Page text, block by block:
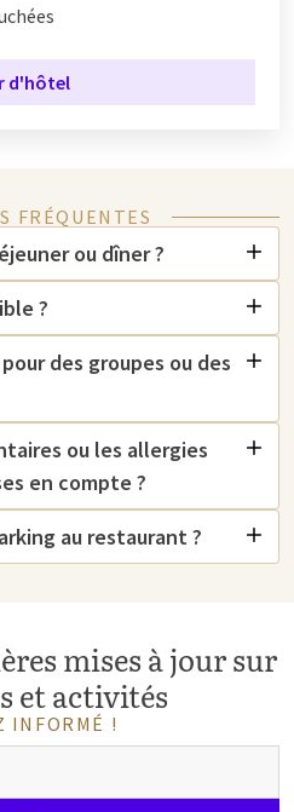
d'hôtel
FRÉQUENTES
ou dîner ?
?
des groupes ou des
ou les allergies
en compte ?
au restaurant ?
mises à jour sur
et activités
INFORMÉ !